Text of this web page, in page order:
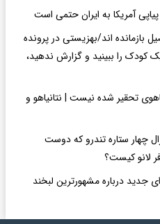
آمریکا به ایران حتمی است
بازمانده اند/بهزیستی در پرونده
کودک را ببینید و گزارش ندهید،
تحقیر شده نیست | نتانیاهو و
چهار ستاره تندرو که دوست
لانو کیست؟
جدید درباره مشهورترین لبخند